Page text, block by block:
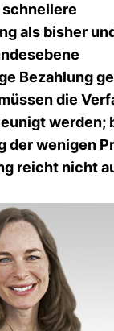
schnellere
als bisher
Bezahlung
die
werden;
der wenigen
reicht nicht